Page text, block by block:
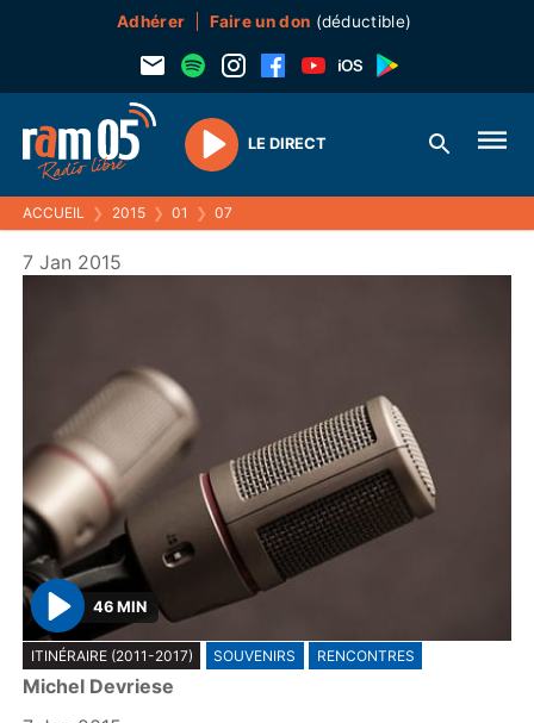
Adhérer Faire un don (déductible)
Play
LE DIRECT
ACCUEIL ❯ 2015 ❯ 01 ❯ 07
7 Jan 2015
P
l
a
46 MIN
ITINÉRAIRE (2011-2017) SOUVENIRS RENCONTRES
Michel Devriese